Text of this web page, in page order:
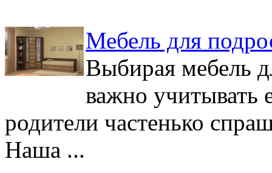
Мебель для
Выбирая мебель
важно учитывать
родители частенько
Наша ...